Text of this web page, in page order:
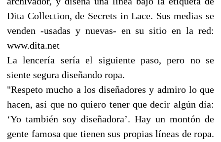
Dita Collection, de Secrets in Lace. Sus medias se
venden -usadas y nuevas- en su sitio en la red:
www.dita.net
La lencería sería el siguiente paso, pero no se
siente segura diseñando ropa.
"Respeto mucho a los diseñadores y admiro lo que
hacen, así que no quiero tener que decir algún día:
‘Yo también soy diseñadora’. Hay un montón de
gente famosa que tienen sus propias líneas de ropa.